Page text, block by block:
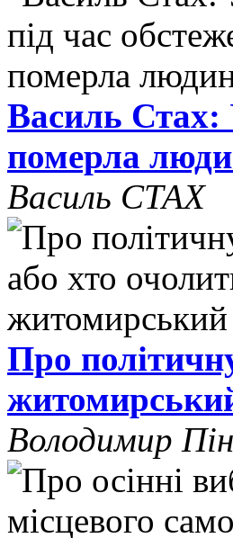
Василь Стах:
померла
Василь СТАХ
Про
Володимир